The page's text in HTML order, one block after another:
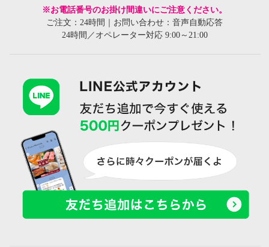
※お電話番号のお掛け間違いにご注意ください。
ご注文：24時間｜お問い合わせ：音声自動応答
24時間／オペレーター対応 9:00～21:00